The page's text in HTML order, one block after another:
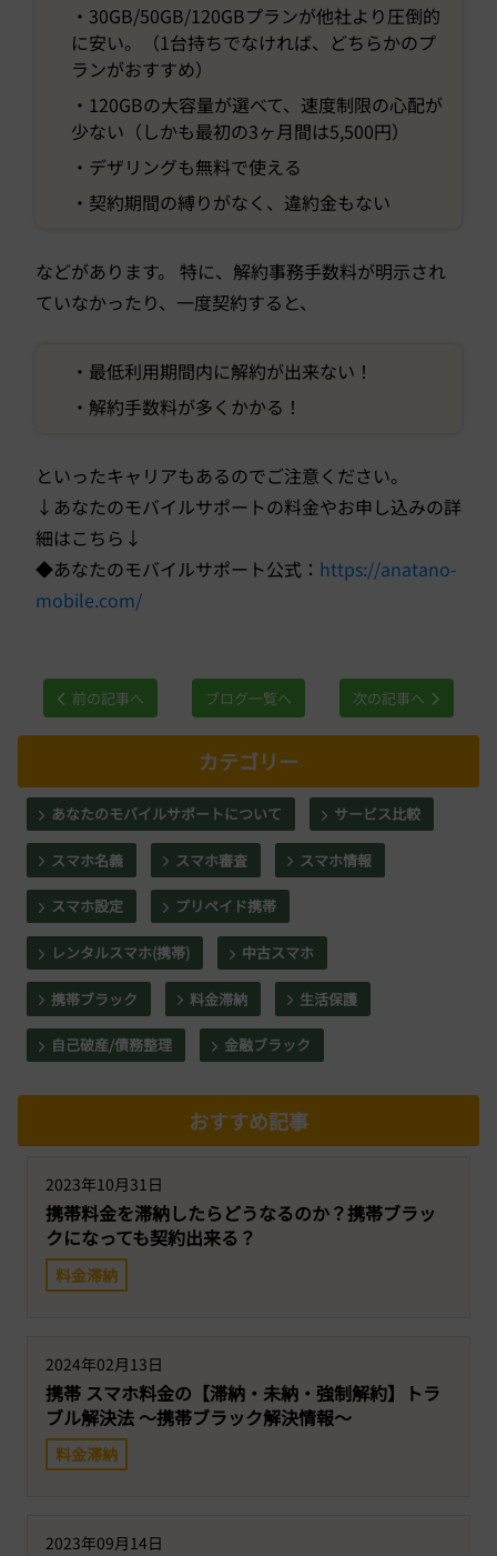
・30GB/50GB/120GBプランが他社より圧倒的
に安い。（1台持ちでなければ、どちらかのプ
ランがおすすめ）
・120GBの大容量が選べて、速度制限の心配が
少ない（しかも最初の3ヶ月間は5,500円）
・デザリングも無料で使える
・契約期間の縛りがなく、違約金もない
などがあります。 特に、解約事務手数料が明示され
ていなかったり、一度契約すると、
・最低利用期間内に解約が出来ない！
・解約手数料が多くかかる！
といったキャリアもあるのでご注意ください。
↓あなたのモバイルサポートの料金やお申し込みの詳
細はこちら↓
◆あなたのモバイルサポート公式： https://anatano-
mobile.com/
前の記事へ ブログ一覧へ 次の記事へ
カテゴリー
あなたのモバイルサポートについて サービス比較
スマホ名義 スマホ審査 スマホ情報
スマホ設定 プリペイド携帯
レンタルスマホ(携帯) 中古スマホ
携帯ブラック 料金滞納 生活保護
自己破産/債務整理 金融ブラック
おすすめ記事
2023年10月31日
携帯料金を滞納したらどうなるのか？携帯ブラッ
クになっても契約出来る？
料金滞納
2024年02月13日
携帯 スマホ料金の【滞納・未納・強制解約】トラ
ブル解決法 ～携帯ブラック解決情報～
料金滞納
2023年09月14日